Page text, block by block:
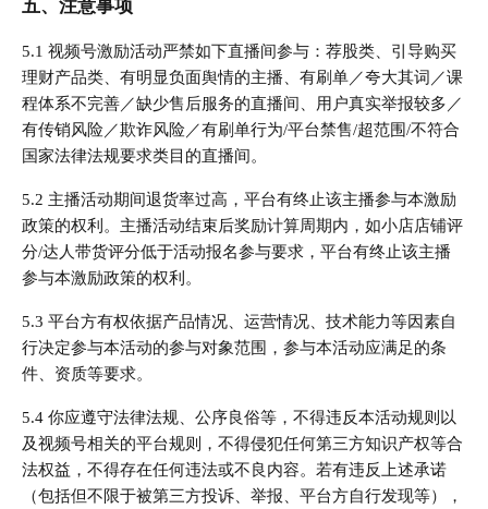
五、注意事项
5.1 视频号激励活动严禁如下直播间参与：荐股类、引导购买
理财产品类、有明显负面舆情的主播、有刷单／夸大其词／课
程体系不完善／缺少售后服务的直播间、用户真实举报较多／
有传销风险／欺诈风险／有刷单行为/平台禁售/超范围/不符合
国家法律法规要求类目的直播间。
5.2 主播活动期间退货率过高，平台有终止该主播参与本激励
政策的权利。主播活动结束后奖励计算周期内，如小店店铺评
分/达人带货评分低于活动报名参与要求，平台有终止该主播
参与本激励政策的权利。
5.3 平台方有权依据产品情况、运营情况、技术能力等因素自
行决定参与本活动的参与对象范围，参与本活动应满足的条
件、资质等要求。
5.4 你应遵守法律法规、公序良俗等，不得违反本活动规则以
及视频号相关的平台规则，不得侵犯任何第三方知识产权等合
法权益，不得存在任何违法或不良内容。若有违反上述承诺
（包括但不限于被第三方投诉、举报、平台方自行发现等），